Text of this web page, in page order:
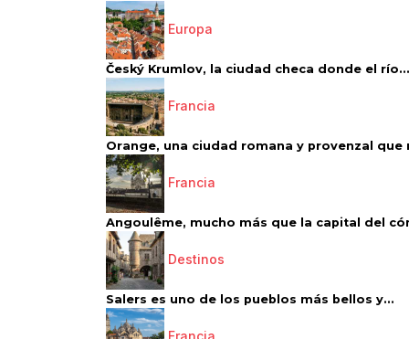
Europa
Český Krumlov, la ciudad checa donde el río...
Francia
Orange, una ciudad romana y provenzal que
Francia
Angoulême, mucho más que la capital del
Destinos
Salers es uno de los pueblos más bellos y...
Francia